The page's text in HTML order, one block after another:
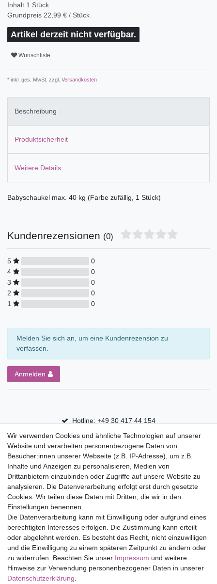
Inhalt 1 Stück
Grundpreis 22,99 € / Stück
Artikel derzeit nicht verfügbar.
Wunschliste
* inkl. ges. MwSt. zzgl. Versandkosten
Beschreibung
Produktsicherheit
Weitere Details
Babyschaukel max. 40 kg (Farbe zufällig, 1 Stück)
Kundenrezensionen (0)
5
0
4
0
3
0
2
0
1
0
Melden Sie sich an, um eine Kundenrezension zu
verfassen.
Anmelden
Hotline: +49 30 417 44 154
30 Tage Rückgaberecht
Versandfrei ab 75 € in Deutschland
Top Marken
Eduplay
Folia Bringmann
Shop
Mein Konto
Service
Versandkosten
Wir verwenden Cookies und ähnliche Technologien auf unserer
Website und verarbeiten personenbezogene Daten von
Besucher:innen unserer Webseite (z.B. IP-Adresse), um z.B.
Inhalte und Anzeigen zu personalisieren, Medien von
Drittanbietern einzubinden oder Zugriffe auf unsere Website zu
analysieren. Die Datenverarbeitung erfolgt erst durch gesetzte
Cookies. Wir teilen diese Daten mit Dritten, die wir in den
Einstellungen benennen.
Die Datenverarbeitung kann mit Einwilligung oder aufgrund eines
berechtigten Interesses erfolgen. Die Zustimmung kann erteilt
oder abgelehnt werden. Es besteht das Recht, nicht einzuwilligen
und die Einwilligung zu einem späteren Zeitpunkt zu ändern oder
zu widerrufen. Beachten Sie unser Impressum und weitere
Hinweise zur Verwendung personenbezogener Daten in unserer
Daten­schutz­erklärung